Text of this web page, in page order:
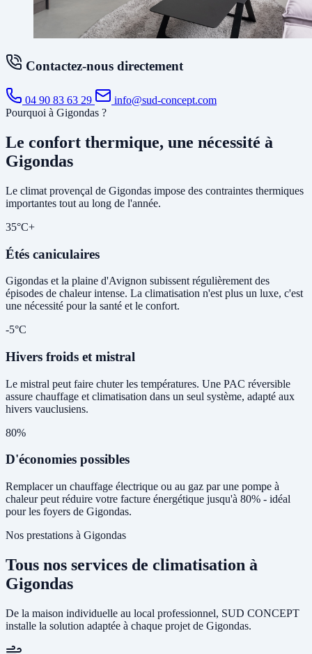
Contactez-nous directement
04 90 83 63 29
info@sud-concept.com
Pourquoi à Gigondas ?
Le confort thermique, une nécessité à
Gigondas
Le climat provençal de Gigondas impose des contraintes thermiques
importantes tout au long de l'année.
35°C+
Étés caniculaires
Gigondas et la plaine d'Avignon subissent régulièrement des
épisodes de chaleur intense. La climatisation n'est plus un luxe, c'est
une nécessité pour la santé et le confort.
-5°C
Hivers froids et mistral
Le mistral peut faire chuter les températures. Une PAC réversible
assure chauffage et climatisation dans un seul système, adapté aux
hivers vauclusiens.
80%
D'économies possibles
Remplacer un chauffage électrique ou au gaz par une pompe à
chaleur peut réduire votre facture énergétique jusqu'à 80% - idéal
pour les foyers de Gigondas.
Nos prestations à Gigondas
Tous nos services de climatisation à
Gigondas
De la maison individuelle au local professionnel, SUD CONCEPT
installe la solution adaptée à chaque projet de Gigondas.